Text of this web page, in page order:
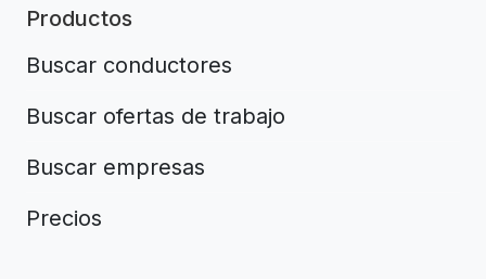
Productos
Buscar conductores
Buscar ofertas de trabajo
Buscar empresas
Precios